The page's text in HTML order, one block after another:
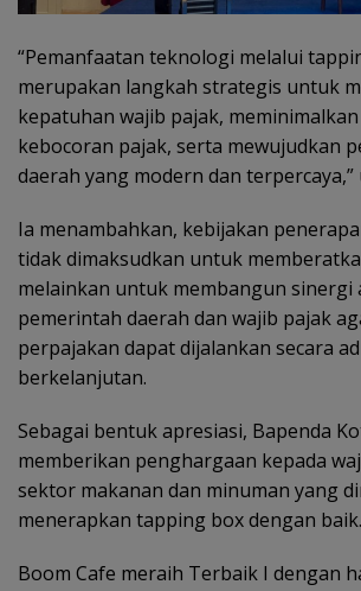
“Pemanfaatan teknologi melalui
merupakan langkah strategis untuk
kepatuhan wajib pajak,
kebocoran pajak, serta mewujudkan
daerah yang modern dan terpercaya,”
Ia menambahkan, kebijakan
tidak dimaksudkan untuk
melainkan untuk membangun sinergi
pemerintah daerah dan wajib pajak
perpajakan dapat dijalankan secara
berkelanjutan.
Sebagai bentuk apresiasi, Bapenda
memberikan penghargaan kepada
sektor makanan dan minuman yang
menerapkan tapping box dengan baik.
Boom Cafe meraih Terbaik I dengan